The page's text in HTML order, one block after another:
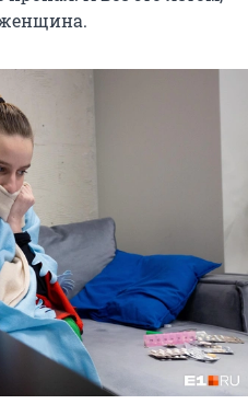
женщина.